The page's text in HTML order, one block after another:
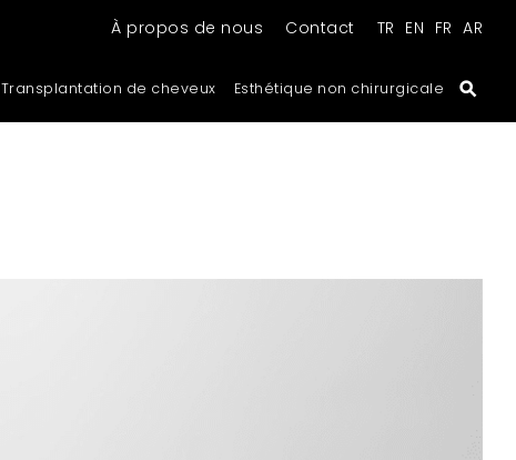
TR EN FR AR
À propos de nous Contact
Transplantation de cheveux Esthétique non chirurgicale